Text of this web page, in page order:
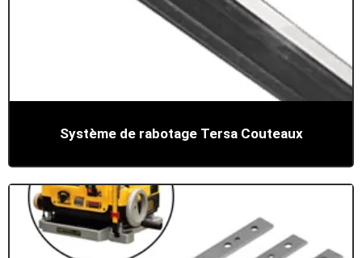
Système de rabotage Tersa Couteaux